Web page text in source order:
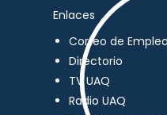
Enlaces
Correo de
Directorio
TV UAQ
Radio UAQ